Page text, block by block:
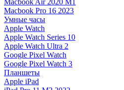
Macbook Air 2020 M1
Macbook Pro 16 2023
Умные часы
Apple Watch
Apple Watch Series 10
Apple Watch Ultra 2
Google Pixel Watch
Google Pixel Watch 3
Планшеты
Apple iPad